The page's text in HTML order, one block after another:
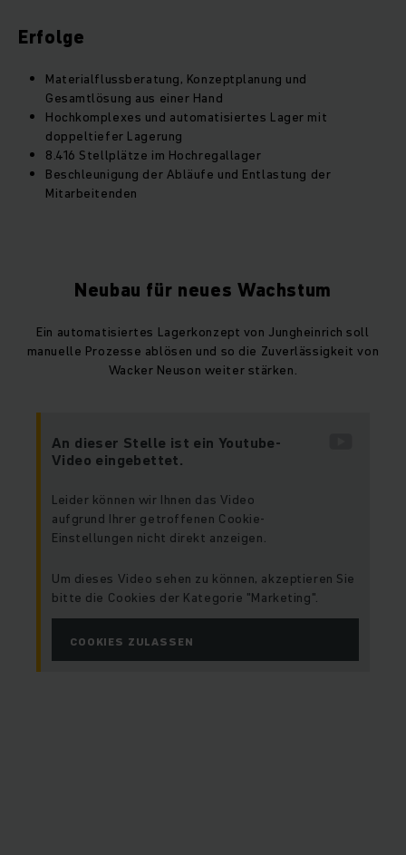
Erfolge
Materialflussberatung, Konzeptplanung und
Gesamtlösung aus einer Hand
Hochkomplexes und automatisiertes Lager mit
doppeltiefer Lagerung
8.416 Stellplätze im Hochregallager
Beschleunigung der Abläufe und Entlastung der
Mitarbeitenden
Neubau für neues Wachstum
Ein automatisiertes Lagerkonzept von Jungheinrich soll
manuelle Prozesse ablösen und so die Zuverlässigkeit von
Wacker Neuson weiter stärken.
An dieser Stelle ist ein Youtube-
Video eingebettet.
Leider können wir Ihnen das Video
aufgrund Ihrer getroffenen Cookie-
Einstellungen nicht direkt anzeigen.
Um dieses Video sehen zu können, akzeptieren Sie
bitte die Cookies der Kategorie "Marketing".
COOKIES ZULASSEN